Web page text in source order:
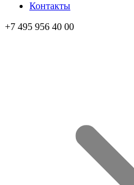
Контакты
+7 495 956 40 00